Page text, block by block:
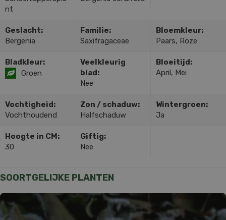
nt
Geslacht:
Bergenia
Familie:
Saxifragaceae
Bloemkleur:
Paars, Roze
Bladkleur:
Groen
Veelkleurig
blad:
Nee
Bloeitijd:
April, Mei
Vochtigheid:
Vochthoudend
Zon / schaduw:
Halfschaduw
Wintergroen:
Ja
Hoogte in CM:
30
Giftig:
Nee
SOORTGELIJKE PLANTEN